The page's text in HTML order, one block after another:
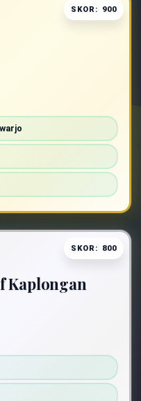
SKOR: 900
SKOR: 800
Kaplongan